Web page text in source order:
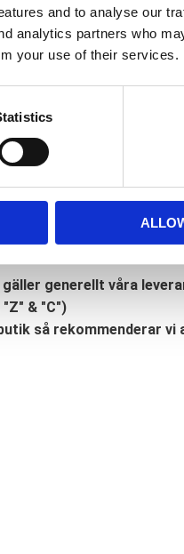
and to analyse our
analytics partners who
your use of their services.
c
b
o
generellt våra
& "C")
så rekommenderar